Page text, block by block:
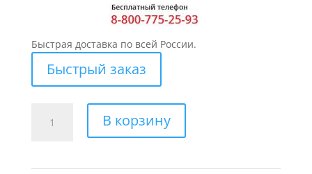
Быстрая доставка по всей России.
Быстрый заказ
товара
В корзину